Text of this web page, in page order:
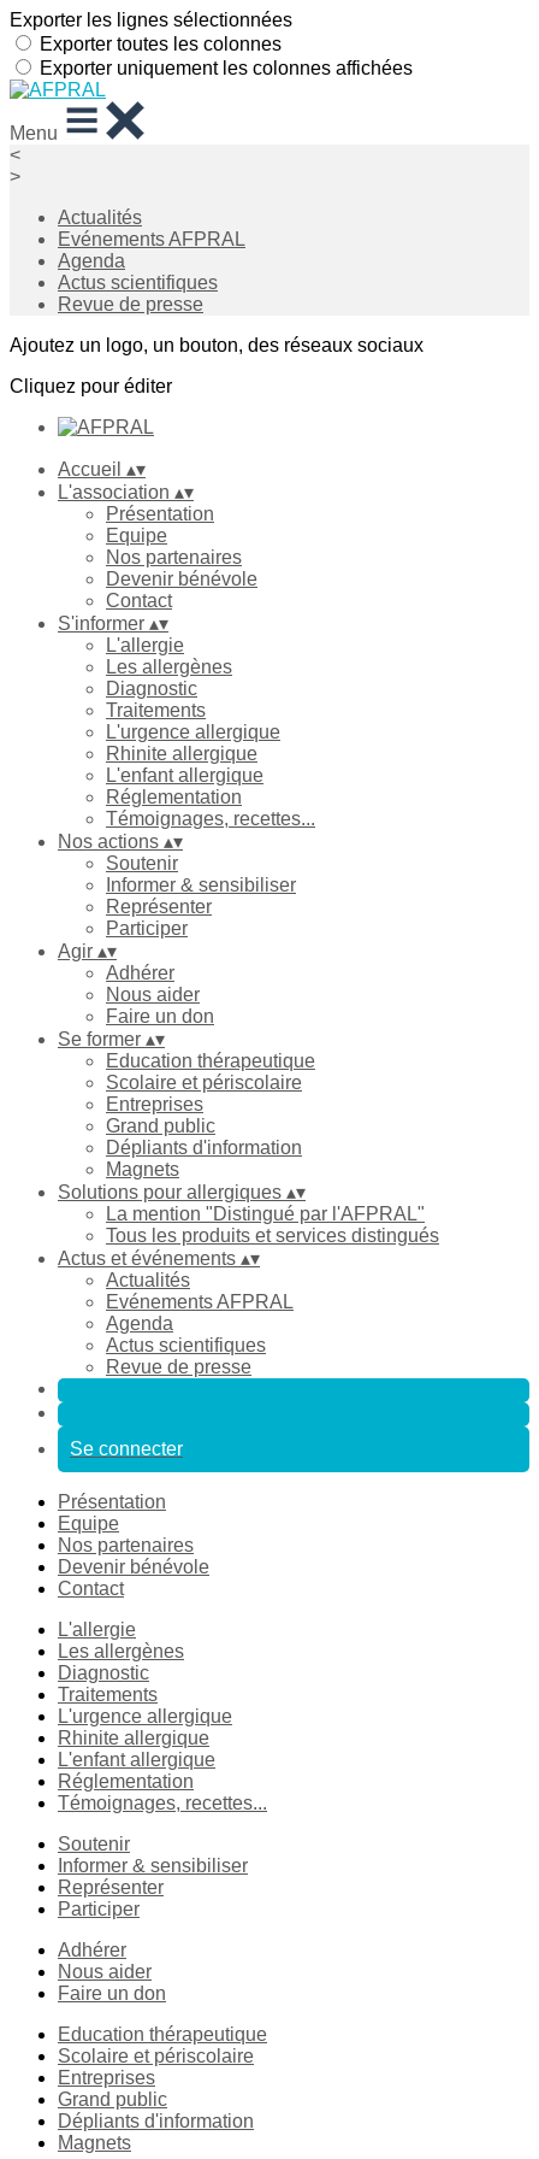
Exporter les lignes sélectionnées
Exporter toutes les colonnes
Exporter uniquement les colonnes affichées
Menu
<
>
Actualités
Evénements AFPRAL
Agenda
Actus scientifiques
Revue de presse
Ajoutez un logo, un bouton, des réseaux sociaux
Cliquez pour éditer
Accueil ▴▾
L'association ▴▾
Présentation
Equipe
Nos partenaires
Devenir bénévole
Contact
S'informer ▴▾
L'allergie
Les allergènes
Diagnostic
Traitements
L'urgence allergique
Rhinite allergique
L'enfant allergique
Réglementation
Témoignages, recettes...
Nos actions ▴▾
Soutenir
Informer & sensibiliser
Représenter
Participer
Agir ▴▾
Adhérer
Nous aider
Faire un don
Se former ▴▾
Education thérapeutique
Scolaire et périscolaire
Entreprises
Grand public
Dépliants d'information
Magnets
Solutions pour allergiques ▴▾
La mention "Distingué par l'AFPRAL"
Tous les produits et services distingués
Actus et événements ▴▾
Actualités
Evénements AFPRAL
Agenda
Actus scientifiques
Revue de presse
Se connecter
Présentation
Equipe
Nos partenaires
Devenir bénévole
Contact
L'allergie
Les allergènes
Diagnostic
Traitements
L'urgence allergique
Rhinite allergique
L'enfant allergique
Réglementation
Témoignages, recettes...
Soutenir
Informer & sensibiliser
Représenter
Participer
Adhérer
Nous aider
Faire un don
Education thérapeutique
Scolaire et périscolaire
Entreprises
Grand public
Dépliants d'information
Magnets